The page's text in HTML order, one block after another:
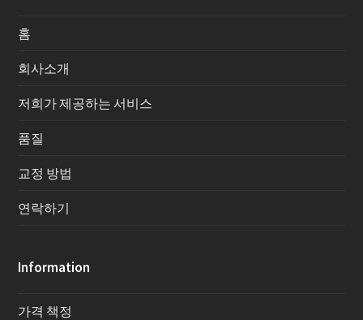
홈
회사소개
저희가 제공하는 서비스
품질
교정 방법
연락하기
Information
가격 책정